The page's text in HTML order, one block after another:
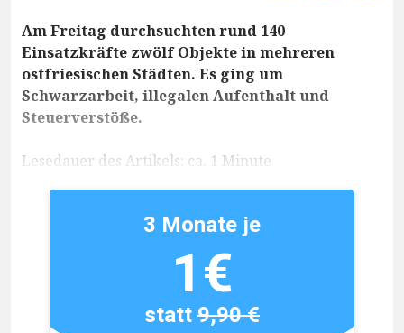
Am Freitag durchsuchten rund 140
Einsatzkräfte zwölf Objekte in mehreren
ostfriesischen Städten. Es ging um
Schwarzarbeit, illegalen Aufenthalt und
Steuerverstöße.
Lesedauer des Artikels: ca. 1 Minute
3 Monate je
1€
statt9,90 €